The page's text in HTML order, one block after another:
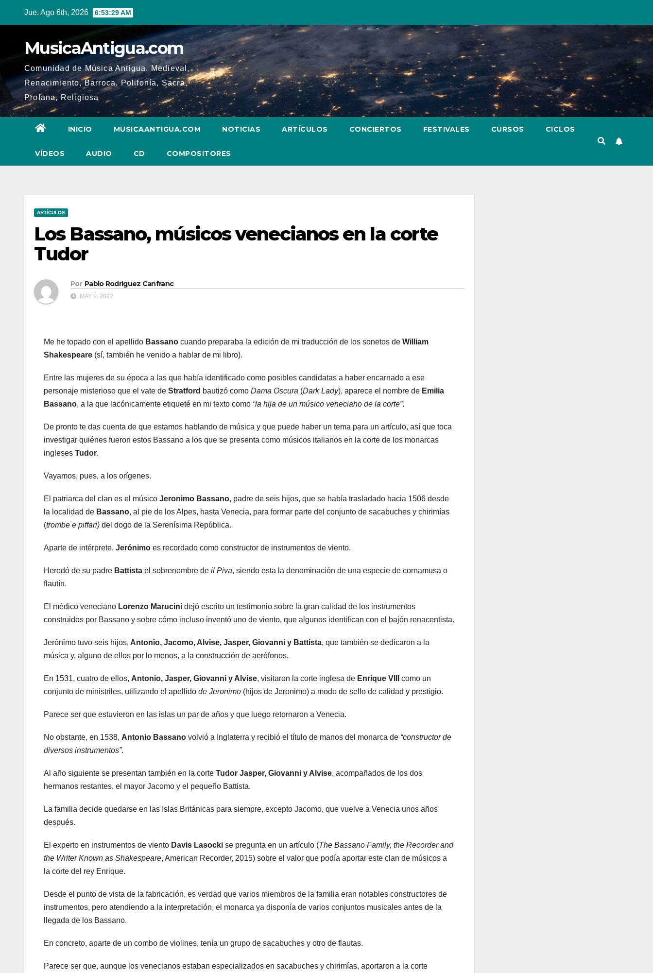
Jue. Ago 6th, 2026 6:53:30 AM
MusicaAntigua.com
Comunidad de Música Antigua. Medieval,
Renacimiento, Barroca, Polifonía, Sacra,
Profana, Religiosa
INICIO MUSICAANTIGUA.COM NOTICIAS ARTÍCULOS CONCIERTOS FESTIVALES CURSOS CICLOS
VÍDEOS AUDIO CD COMPOSITORES
ARTÍCULOS
Los Bassano, músicos venecianos en la corte
Tudor
Por Pablo Rodríguez Canfranc
MAY 9, 2022
Me he topado con el apellido Bassano cuando preparaba la edición de mi traducción de los sonetos de William
Shakespeare (sí, también he venido a hablar de mi libro).
Entre las mujeres de su época a las que había identificado como posibles candidatas a haber encarnado a ese
personaje misterioso que el vate de Stratford bautizó como Dama Oscura (Dark Lady), aparece el nombre de Emilia
Bassano, a la que lacónicamente etiqueté en mi texto como “la hija de un músico veneciano de la corte”.
De pronto te das cuenta de que estamos hablando de música y que puede haber un tema para un artículo, así que toca
investigar quiénes fueron estos Bassano a los que se presenta como músicos italianos en la corte de los monarcas
ingleses Tudor.
Vayamos, pues, a los orígenes.
El patriarca del clan es el músico Jeronimo Bassano, padre de seis hijos, que se había trasladado hacia 1506 desde
la localidad de Bassano, al pie de los Alpes, hasta Venecia, para formar parte del conjunto de sacabuches y chirimías
(trombe e piffari) del dogo de la Serenísima República.
Aparte de intérprete, Jerónimo es recordado como constructor de instrumentos de viento.
Heredó de su padre Battista el sobrenombre de il Piva, siendo esta la denominación de una especie de cornamusa o
flautín.
El médico veneciano Lorenzo Marucini dejó escrito un testimonio sobre la gran calidad de los instrumentos
construidos por Bassano y sobre cómo incluso inventó uno de viento, que algunos identifican con el bajón renacentista.
Jerónimo tuvo seis hijos, Antonio, Jacomo, Alvise, Jasper, Giovanni y Battista, que también se dedicaron a la
música y, alguno de ellos por lo menos, a la construcción de aerófonos.
En 1531, cuatro de ellos, Antonio, Jasper, Giovanni y Alvise, visitaron la corte inglesa de Enrique VIII
como un
conjunto de ministriles, utilizando el apellido de Jeronimo (hijos de Jeronimo) a modo de sello de calidad y prestigio.
Parece ser que estuvieron en las islas un par de años y que luego retornaron a Venecia.
No obstante, en 1538, Antonio Bassano volvió a Inglaterra y recibió el título de manos del monarca de “constructor de
diversos instrumentos”.
Al año siguiente se presentan también en la corte Tudor Jasper, Giovanni y Alvise, acompañados de los dos
hermanos restantes, el mayor Jacomo y el pequeño Battista.
La familia decide quedarse en las Islas Británicas para siempre, excepto Jacomo, que vuelve a Venecia unos años
después.
El experto en instrumentos de viento Davis Lasocki se pregunta en un artículo (The Bassano Family, the Recorder and
the Writer Known as Shakespeare, American Recorder, 2015) sobre el valor que podía aportar este clan de músicos a
la corte del rey Enrique.
Desde el punto de vista de la fabricación, es verdad que varios miembros de la familia eran notables constructores de
instrumentos, pero atendiendo a la interpretación, el monarca ya disponía de varios conjuntos musicales antes de la
llegada de los Bassano.
En concreto, aparte de un combo de violines, tenía un grupo de sacabuches y otro de flautas.
Parece ser que, aunque los venecianos estaban especializados en sacabuches y chirimías, aportaron a la corte